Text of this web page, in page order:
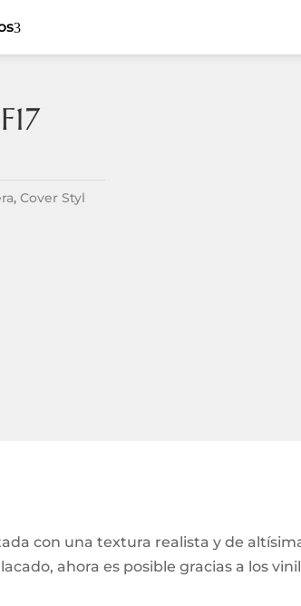
3
5
Listones de
,Cover Styl
con una textura realista y de
ahora es posible gracias a los